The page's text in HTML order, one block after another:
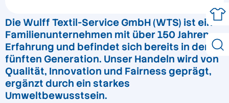
Die Wulff Textil-Service GmbH (WTS) ist ein
Familienunternehmen mit über 150 Jahren
Erfahrung und befindet sich bereits in der
fünften Generation. Unser Handeln wird von
Qualität, Innovation und Fairness geprägt,
ergänzt durch ein starkes
Umweltbewusstsein.